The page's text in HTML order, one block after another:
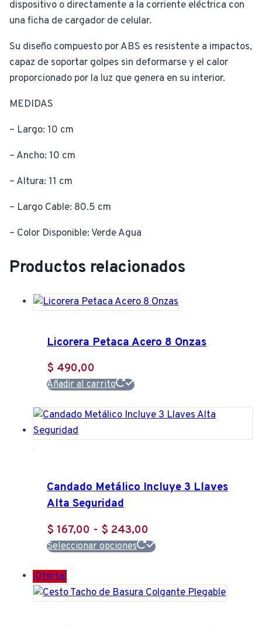
dispositivo o directamente a la corriente eléctrica con
una ficha de cargador de celular.
Su diseño compuesto por ABS es resistente a impactos,
capaz de soportar golpes sin deformarse y el calor
proporcionado por la luz que genera en su interior.
MEDIDAS
– Largo: 10 cm
– Ancho: 10 cm
– Altura: 11 cm
– Largo Cable: 80.5 cm
– Color Disponible: Verde Agua
Productos relacionados
Licorera Petaca Acero 8 Onzas
$ 490,00
Añadir al carrito
Candado Metálico Incluye 3 Llaves
Alta Seguridad
$ 167,00 - $ 243,00
de
desde
$ 167,00
Seleccionar opciones
Este
múltiples
¡Oferta!